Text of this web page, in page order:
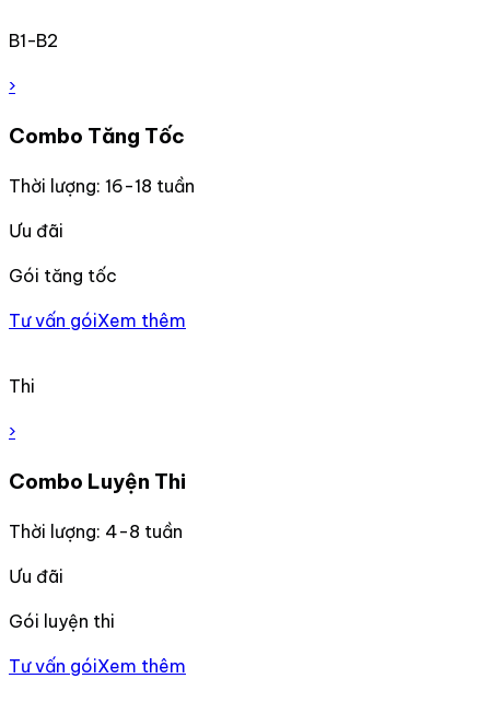
B1-B2
›
Combo Tăng Tốc
Thời lượng: 16-18 tuần
Ưu đãi
Gói tăng tốc
Tư vấn góiXem thêm
Thi
›
Combo Luyện Thi
Thời lượng: 4-8 tuần
Ưu đãi
Gói luyện thi
Tư vấn góiXem thêm